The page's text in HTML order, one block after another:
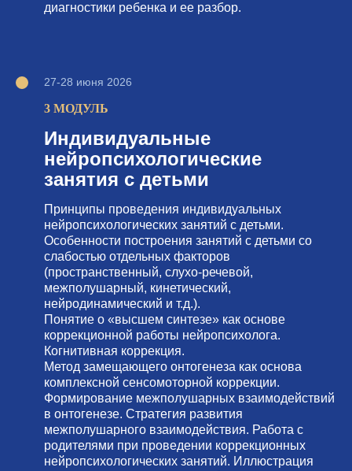
диагностики ребенка и ее разбор.
27-28 июня 2026
3 МОДУЛЬ
Индивидуальные
нейропсихологические
занятия с детьми
Принципы проведения индивидуальных
нейропсихологических занятий с детьми.
Особенности построения занятий с детьми со
слабостью отдельных факторов
(пространственный, слухо-речевой,
межполушарный, кинетический,
нейродинамический и т.д.).
Понятие о «высшем синтезе» как основе
коррекционной работы нейропсихолога.
Когнитивная коррекция.
Метод замещающего онтогенеза как основа
комплексной сенсомоторной коррекции.
Формирование межполушарных взаимодействий
в онтогенезе. Стратегия развития
межполушарного взаимодействия. Работа с
родителями при проведении коррекционных
нейропсихологических занятий. Иллюстрация